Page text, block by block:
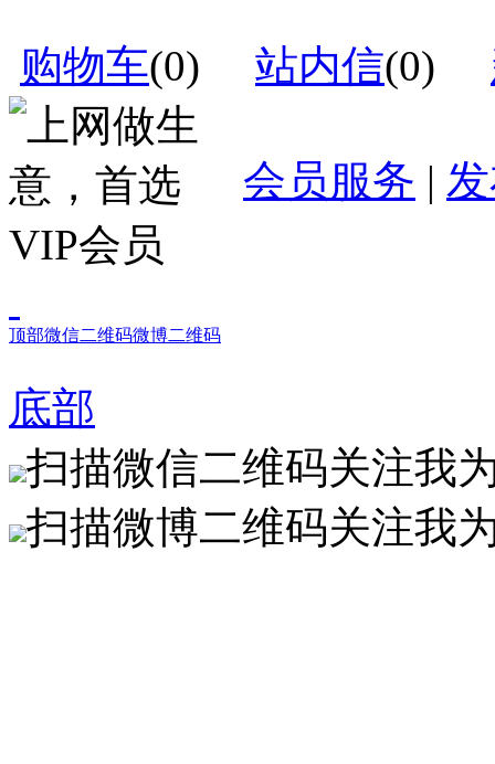
购物车(0) 站内信(0)
会员服务 |
顶部微信二维码微博二维码
底部
扫描微信二维码关注我
扫描微博二维码关注我